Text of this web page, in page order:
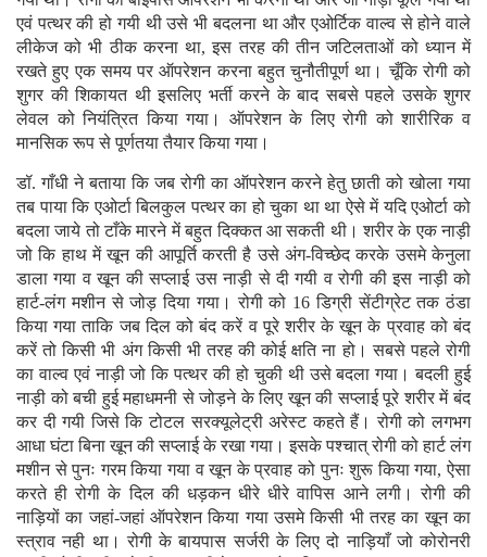
एवं पत्थर की हो गयी थी उसे भी बदलना था और एओर्टिक वाल्व से होने वाले
लीकेज को भी ठीक करना था, इस तरह की तीन जटिलताओं को ध्यान में
रखते हुए एक समय पर ऑपरेशन करना बहुत चुनौतीपूर्ण था। चूँकि रोगी को
शुगर की शिकायत थी इसलिए भर्ती करने के बाद सबसे पहले उसके शुगर
लेवल को नियंत्रित किया गया। ऑपरेशन के लिए रोगी को शारीरिक व
मानसिक रूप से पूर्णतया तैयार किया गया।
डॉ. गाँधी ने बताया कि जब रोगी का ऑपरेशन करने हेतु छाती को खोला गया
तब पाया कि एओर्टा बिलकुल पत्थर का हो चुका था था ऐसे में यदि एओर्टा को
बदला जाये तो टाँके मारने में बहुत दिक्कत आ सकती थी। शरीर के एक नाड़ी
जो कि हाथ में खून की आपूर्ति करती है उसे अंग-विच्छेद करके उसमे केनुला
डाला गया व खून की सप्लाई उस नाड़ी से दी गयी व रोगी की इस नाड़ी को
हार्ट-लंग मशीन से जोड़ दिया गया। रोगी को 16 डिग्री सेंटीग्रेट तक ठंडा
किया गया ताकि जब दिल को बंद करें व पूरे शरीर के खून के प्रवाह को बंद
करें तो किसी भी अंग किसी भी तरह की कोई क्षति ना हो। सबसे पहले रोगी
का वाल्व एवं नाड़ी जो कि पत्थर की हो चुकी थी उसे बदला गया। बदली हुई
नाड़ी को बची हुई महाधमनी से जोड़ने के लिए खून की सप्लाई पूरे शरीर में बंद
कर दी गयी जिसे कि टोटल सरक्यूलेट्री अरेस्ट कहते हैं। रोगी को लगभग
आधा घंटा बिना खून की सप्लाई के रखा गया। इसके पश्चात् रोगी को हार्ट लंग
मशीन से पुनः गरम किया गया व खून के प्रवाह को पुनः शुरू किया गया, ऐसा
करते ही रोगी के दिल की धड़कन धीरे धीरे वापिस आने लगी। रोगी की
नाड़ियों का जहां-जहां ऑपरेशन किया गया उसमे किसी भी तरह का खून का
स्त्राव नही था। रोगी के बायपास सर्जरी के लिए दो नाड़ियाँ जो कोरोनरी